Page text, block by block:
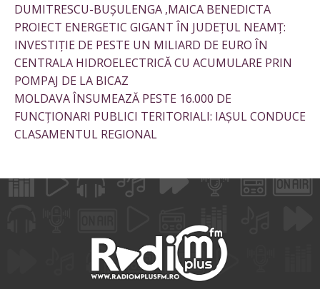
DUMITRESCU-BUȘULENGA ,MAICA BENEDICTA
PROIECT ENERGETIC GIGANT ÎN JUDEȚUL NEAMȚ:
INVESTIȚIE DE PESTE UN MILIARD DE EURO ÎN
CENTRALA HIDROELECTRICĂ CU ACUMULARE PRIN
POMPAJ DE LA BICAZ
MOLDAVA ÎNSUMEAZĂ PESTE 16.000 DE
FUNCȚIONARI PUBLICI TERITORIALI: IAȘUL CONDUCE
CLASAMENTUL REGIONAL